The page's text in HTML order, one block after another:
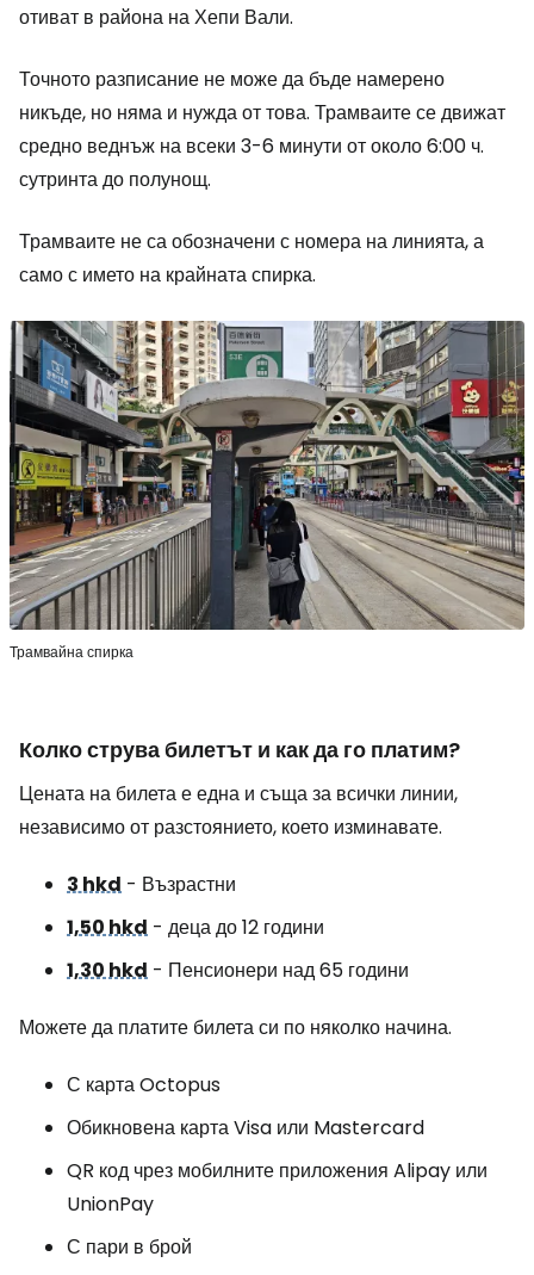
отиват в района на Хепи Вали.
Точното разписание не може да бъде намерено
никъде, но няма и нужда от това. Трамваите се движат
средно веднъж на всеки 3-6 минути от около 6:00 ч.
сутринта до полунощ.
Трамваите не са обозначени с номера на линията, а
само с името на крайната спирка.
Трамвайна спирка
Колко струва билетът и как да го платим?
Цената на билета е една и съща за всички линии,
независимо от разстоянието, което изминавате.
3 hkd - Възрастни
1,50 hkd - деца до 12 години
1,30 hkd - Пенсионери над 65 години
Можете да платите билета си по няколко начина.
С карта Octopus
Обикновена карта Visa или Mastercard
QR код чрез мобилните приложения Alipay или
UnionPay
С пари в брой